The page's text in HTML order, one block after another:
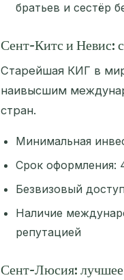
братьев и сестёр
Сент-Китс и Невис:
Старейшая КИГ в
наивысшим
стран.
Минимальная
Срок оформления:
Безвизовый
Наличие
репутацией
Сент-Люсия: лучшее